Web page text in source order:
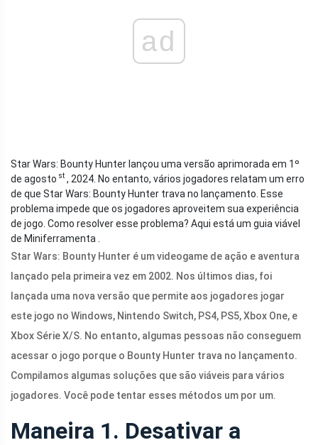
ad
Star Wars: Bounty Hunter lançou uma versão aprimorada em 1º
de agosto st , 2024. No entanto, vários jogadores relatam um erro
de que Star Wars: Bounty Hunter trava no lançamento. Esse
problema impede que os jogadores aproveitem sua experiência
de jogo. Como resolver esse problema? Aqui está um guia viável
de Miniferramenta .
Star Wars: Bounty Hunter é um videogame de ação e aventura
lançado pela primeira vez em 2002. Nos últimos dias, foi
lançada uma nova versão que permite aos jogadores jogar
este jogo no Windows, Nintendo Switch, PS4, PS5, Xbox One, e
Xbox Série X/S. No entanto, algumas pessoas não conseguem
acessar o jogo porque o Bounty Hunter trava no lançamento.
Compilamos algumas soluções que são viáveis ​​para vários
jogadores. Você pode tentar esses métodos um por um.
Maneira 1. Desativar a